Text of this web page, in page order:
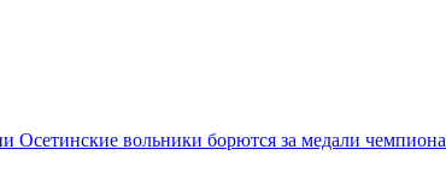
Осетинские вольники борются за медали